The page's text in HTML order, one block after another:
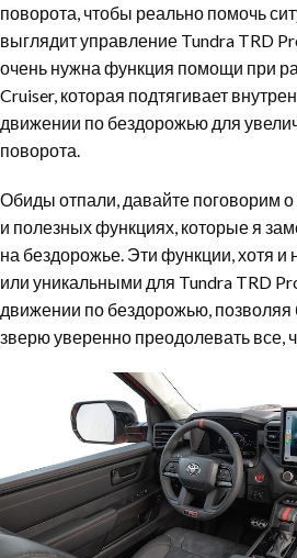
поворота, чтобы реально помочь
выглядит управление Tundra TRD
очень нужна функция помощи при
Cruiser, которая подтягивает
движении по бездорожью для
поворота.
Обиды отпали, давайте поговорим
и полезных функциях, которые я
на бездорожье. Эти функции, хотя
или уникальными для Tundra TRD
движении по бездорожью,
зверю уверенно преодолевать все,